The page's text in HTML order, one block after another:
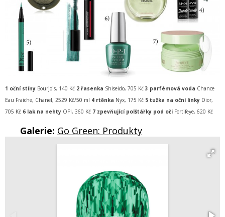
1 oční stíny Bourjois, 140 Kč 2 řasenka Shiseido, 705 Kč 3 parfémová voda Chance
Eau Fraiche, Chanel, 2529 Kč/50 ml 4 rtěnka Nyx, 175 Kč 5 tužka na oční linky Dior,
705 Kč 6 lak na nehty OPI, 360 Kč 7 zpevňující polštářky pod oči Fortifeye, 620 Kč
Galerie: Go Green: Produkty